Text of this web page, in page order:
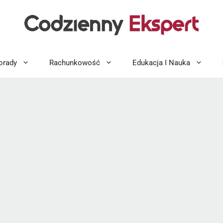
Rachunkowość Edukacja I Nauka